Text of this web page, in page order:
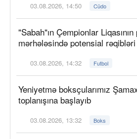
03.08.2026, 14:50 Cüdo
"Sabah"ın Çempionlar
mərhələsində potensial
03.08.2026, 14:32 Futbol
Yeniyetmə boksçularımız
toplanışına başlayıb
03.08.2026, 13:32 Boks